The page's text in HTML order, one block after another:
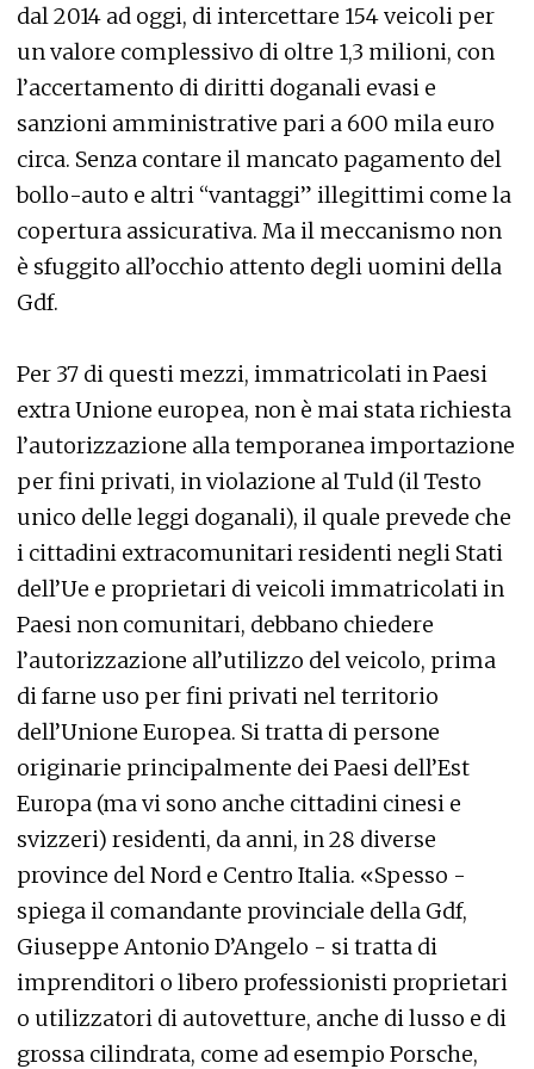
dal 2014 ad oggi, di intercettare 154 veicoli per
un valore complessivo di oltre 1,3 milioni, con
l’accertamento di diritti doganali evasi e
sanzioni amministrative pari a 600 mila euro
circa. Senza contare il mancato pagamento del
bollo-auto e altri “vantaggi” illegittimi come la
copertura assicurativa. Ma il meccanismo non
è sfuggito all’occhio attento degli uomini della
Gdf.
Per 37 di questi mezzi, immatricolati in Paesi
extra Unione europea, non è mai stata richiesta
l’autorizzazione alla temporanea importazione
per fini privati, in violazione al Tuld (il Testo
unico delle leggi doganali), il quale prevede che
i cittadini extracomunitari residenti negli Stati
dell’Ue e proprietari di veicoli immatricolati in
Paesi non comunitari, debbano chiedere
l’autorizzazione all’utilizzo del veicolo, prima
di farne uso per fini privati nel territorio
dell’Unione Europea. Si tratta di persone
originarie principalmente dei Paesi dell’Est
Europa (ma vi sono anche cittadini cinesi e
svizzeri) residenti, da anni, in 28 diverse
province del Nord e Centro Italia. «Spesso -
spiega il comandante provinciale della Gdf,
Giuseppe Antonio D’Angelo - si tratta di
imprenditori o libero professionisti proprietari
o utilizzatori di autovetture, anche di lusso e di
grossa cilindrata, come ad esempio Porsche,